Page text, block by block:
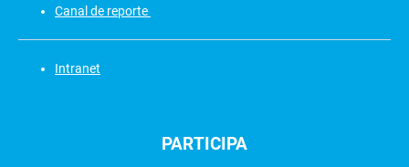
Canal de reporte
Intranet
PARTICIPA